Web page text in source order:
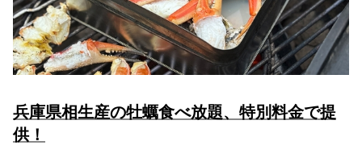
兵庫県相生産の牡蠣食べ放題、特別料金で提
供！